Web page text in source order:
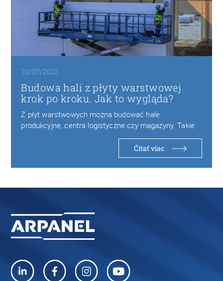
20/07/2023
Budowa hali z płyty warstwowej
krok po kroku. Jak to wygląda?
Z płyt warstwowych można budować hale
produkcyjne, centra logistyczne czy magazyny. Takie
Čítať viac